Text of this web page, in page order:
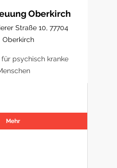
Oberkirch
Straße 10, 77704
Oberkirch
psychisch kranke
Mehr